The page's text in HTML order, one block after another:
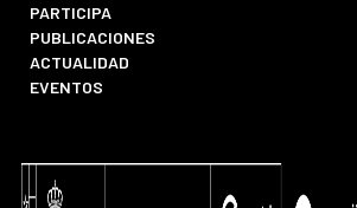
PARTICIPA
PUBLICACIONES
ACTUALIDAD
EVENTOS